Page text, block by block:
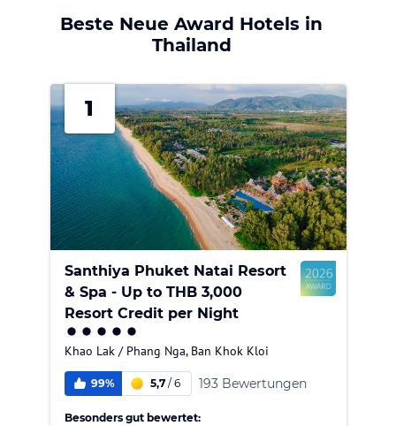
Beste Neue Award Hotels in
Thailand
1
Santhiya Phuket Natai Resort
& Spa - Up to THB 3,000
Resort Credit per Night
Khao Lak / Phang Nga, Ban Khok Kloi
99% 5,7/ 6 193 Bewertungen
Besonders gut bewertet: